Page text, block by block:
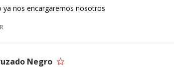
ya nos encargaremos nosotros
Negro